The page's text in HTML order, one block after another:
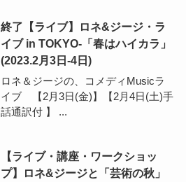
終了【ライブ】ロネ&ジージ・ラ
イブ in TOKYO-「春はハイカラ」
(2023.2月3日-4日)
ロネ＆ジージの、コメディMusicラ
イブ 【2月3日(金)】【2月4日(土)手
話通訳付 】 ...
【ライブ・講座・ワークショッ
プ】ロネ&ジージと「芸術の秋」